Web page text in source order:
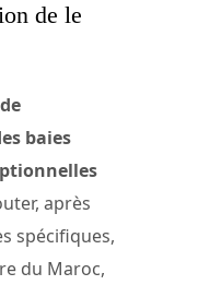
de le
baies
après
spécifiques,
du Maroc,